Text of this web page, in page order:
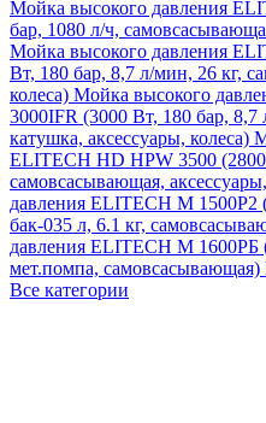
Мойка высокого давления
бар, 1080 л/ч,
Мойка высокого давления
Вт, 180 бар, 8,7 л/мин, 26 кг,
колеса) Мойка высокого
3000IFR (3000 Вт, 180 бар,
катушка, аксессуары, колеса)
ELITECH HD HPW 3500
самовсасывающая,
давления ELITECH M 1500P2
бак-035 л, 6.1 кг,
давления ELITECH М 1600РБ
мет.помпа, самовсасывающая)
Все категории